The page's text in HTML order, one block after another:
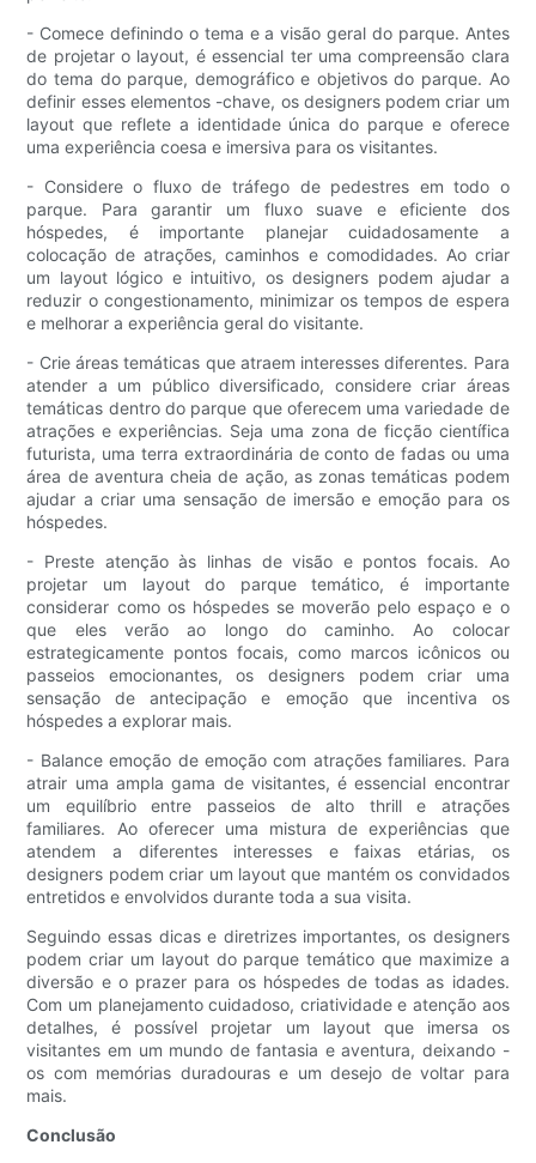
- Comece definindo o tema e a visão geral do parque. Antes
de projetar o layout, é essencial ter uma compreensão clara
do tema do parque, demográfico e objetivos do parque. Ao
definir esses elementos -chave, os designers podem criar um
layout que reflete a identidade única do parque e oferece
uma experiência coesa e imersiva para os visitantes.
- Considere o fluxo de tráfego de pedestres em todo o
parque. Para garantir um fluxo suave e eficiente dos
hóspedes, é importante planejar cuidadosamente a
colocação de atrações, caminhos e comodidades. Ao criar
um layout lógico e intuitivo, os designers podem ajudar a
reduzir o congestionamento, minimizar os tempos de espera
e melhorar a experiência geral do visitante.
- Crie áreas temáticas que atraem interesses diferentes. Para
atender a um público diversificado, considere criar áreas
temáticas dentro do parque que oferecem uma variedade de
atrações e experiências. Seja uma zona de ficção científica
futurista, uma terra extraordinária de conto de fadas ou uma
área de aventura cheia de ação, as zonas temáticas podem
ajudar a criar uma sensação de imersão e emoção para os
hóspedes.
- Preste atenção às linhas de visão e pontos focais. Ao
projetar um layout do parque temático, é importante
considerar como os hóspedes se moverão pelo espaço e o
que eles verão ao longo do caminho. Ao colocar
estrategicamente pontos focais, como marcos icônicos ou
passeios emocionantes, os designers podem criar uma
sensação de antecipação e emoção que incentiva os
hóspedes a explorar mais.
- Balance emoção de emoção com atrações familiares. Para
atrair uma ampla gama de visitantes, é essencial encontrar
um equilíbrio entre passeios de alto thrill e atrações
familiares. Ao oferecer uma mistura de experiências que
atendem a diferentes interesses e faixas etárias, os
designers podem criar um layout que mantém os convidados
entretidos e envolvidos durante toda a sua visita.
Seguindo essas dicas e diretrizes importantes, os designers
podem criar um layout do parque temático que maximize a
diversão e o prazer para os hóspedes de todas as idades.
Com um planejamento cuidadoso, criatividade e atenção aos
detalhes, é possível projetar um layout que imersa os
visitantes em um mundo de fantasia e aventura, deixando -
os com memórias duradouras e um desejo de voltar para
mais.
Conclusão